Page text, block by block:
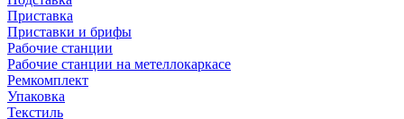
Приставка
Приставки и брифы
Рабочие станции
Рабочие станции на метеллокаркасе
Ремкомплект
Упаковка
Текстиль